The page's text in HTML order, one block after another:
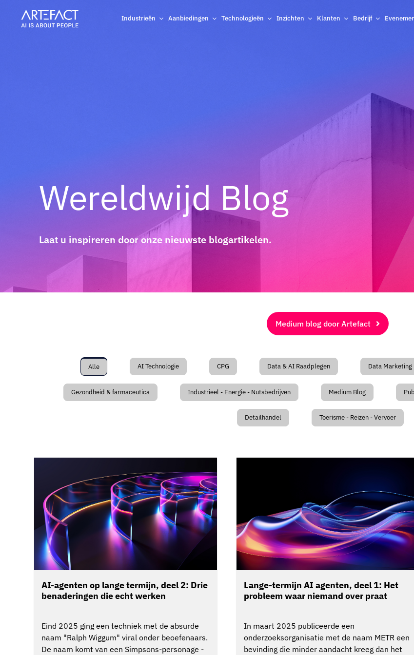
inhoud
Industrieën Aanbiedingen Technologieën Inzichten Klanten Bedrijf
Wereldwijd Blog
Laat u inspireren door onze nieuwste blogartikelen.
Medium blog door Artefact
Alle AI Technologie CPG Data & AI Raadplegen Data Marketing
Gezondheid & farmaceutica Industrieel - Energie - Nutsbedrijven Medium Blog
Detailhandel Toerisme - Reizen - Vervoer
AI-agenten op lange termijn, deel 2: Drie
benaderingen die echt werken
Eind 2025 ging een techniek met de absurde
naam "Ralph Wiggum" viral onder beoefenaars.
De naam komt van een Simpsons-personage -
Lange-termijn AI agenten, deel 1: Het
probleem waar niemand over praat
In maart 2025 publiceerde een
onderzoeksorganisatie met de naam METR een
bevinding die minder aandacht kreeg dan het